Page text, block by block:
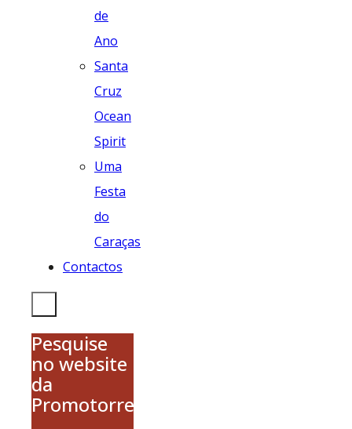
de
Ano
Santa
Cruz
Ocean
Spirit
Uma
Festa
do
Caraças
Contactos
Pesquise
no website
da
Promotorres